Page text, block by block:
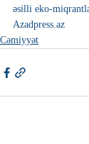
əsilli eko-
Azadpress.az
Cəmiyyət